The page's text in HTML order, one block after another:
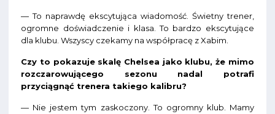
— To naprawdę ekscytująca wiadomość. Świetny trener,
ogromne doświadczenie i klasa. To bardzo ekscytujące
dla klubu. Wszyscy czekamy na współpracę z Xabim.
Czy to pokazuje skalę Chelsea jako klubu, że mimo
rozczarowującego sezonu nadal potrafi
przyciągnąć trenera takiego kalibru?
— Nie jestem tym zaskoczony. To ogromny klub. Mamy